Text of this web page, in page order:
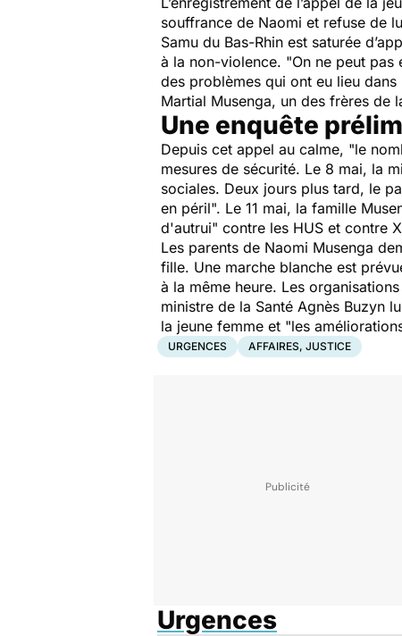
souffrance de Naomi et refuse de
Samu du Bas-Rhin est saturée
à la non-violence. "On ne peut pas
des problèmes qui ont eu lieu
Martial Musenga, un des frères de
Une enquête
Depuis cet appel au calme, "le
mesures de sécurité. Le 8 mai, la
sociales. Deux jours plus tard, le
en péril". Le 11 mai, la famille
d'autrui" contre les HUS et contre
Les parents de Naomi Musenga
fille. Une marche blanche est
à la même heure. Les
ministre de la Santé Agnès Buzyn
la jeune femme et "les
URGENCES AFFAIRES, JUSTICE
Urgences